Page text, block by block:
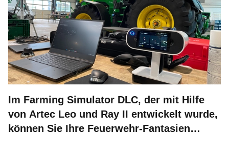
Im Farming Simulator DLC, der mit Hilfe
von Artec Leo und Ray II entwickelt wurde,
können Sie Ihre Feuerwehr-Fantasien